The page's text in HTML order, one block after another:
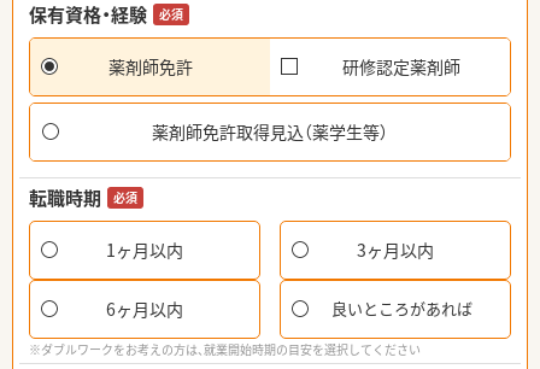
保有資格・経験
必須
薬剤師免許 研修認定薬剤師
薬剤師免許取得見込（薬学生等）
転職時期 必須
1ヶ月以内 3ヶ月以内
6ヶ月以内 良いところがあれば
※ダブルワークをお考えの方は、就業開始時期の目安を選択してください